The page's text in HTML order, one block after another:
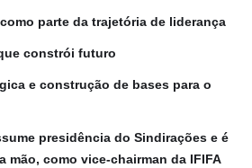
parte da trajetória de liderança
constrói futuro
e construção de bases para o
presidência do Sindirações e é
mão, como vice-chairman da IFIFA